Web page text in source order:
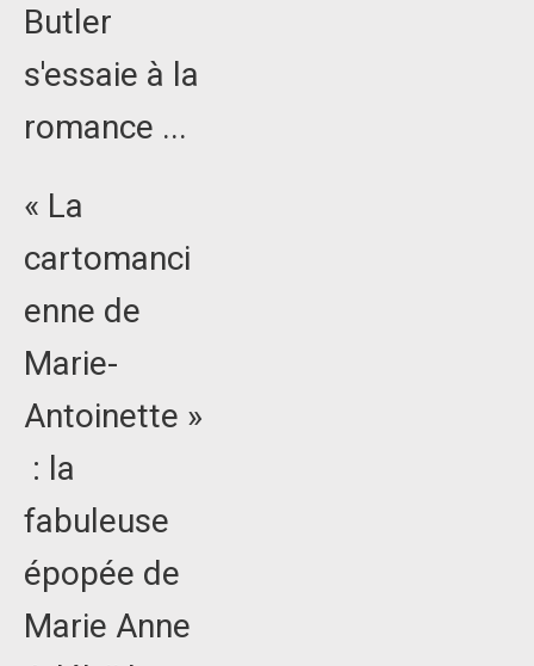
Butler
s'essaie à la
romance ...
« La
cartomanci
enne de
Marie-
Antoinette »
: la
fabuleuse
épopée de
Marie Anne